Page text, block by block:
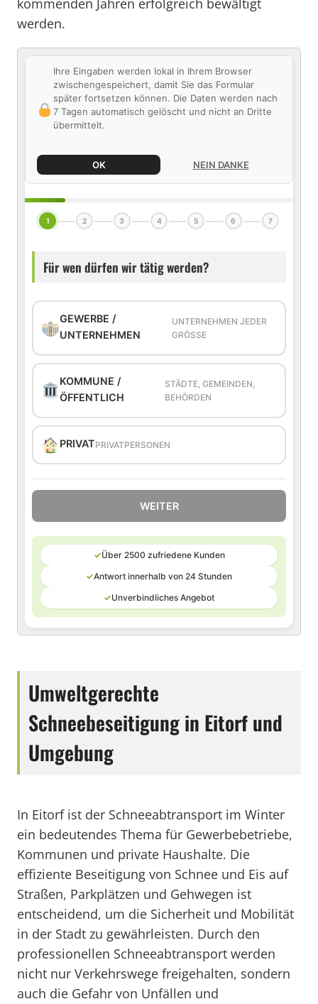
kommenden Jahren erfolgreich bewältigt
werden.
Ihre Eingaben werden lokal in Ihrem Browser
zwischengespeichert, damit Sie das Formular
später fortsetzen können. Die Daten werden nach
7 Tagen automatisch gelöscht und nicht an Dritte
übermittelt.
OK NEIN DANKE
1 2 3 4 5 6 7
Für wen dürfen wir tätig werden?
GEWERBE /
UNTERNEHMEN
UNTERNEHMEN JEDER
GRÖSSE
KOMMUNE /
ÖFFENTLICH
STÄDTE, GEMEINDEN,
BEHÖRDEN
PRIVATPRIVATPERSONEN
WEITER
✓Über 2500 zufriedene Kunden
✓Antwort innerhalb von 24 Stunden
✓Unverbindliches Angebot
Umweltgerechte
Schneebeseitigung in Eitorf und
Umgebung
In Eitorf ist der Schneeabtransport im Winter
ein bedeutendes Thema für Gewerbebetriebe,
Kommunen und private Haushalte. Die
effiziente Beseitigung von Schnee und Eis auf
Straßen, Parkplätzen und Gehwegen ist
entscheidend, um die Sicherheit und Mobilität
in der Stadt zu gewährleisten. Durch den
professionellen Schneeabtransport werden
nicht nur Verkehrswege freigehalten, sondern
auch die Gefahr von Unfällen und